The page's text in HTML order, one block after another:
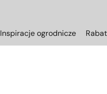
Inspiracje ogrodnicze